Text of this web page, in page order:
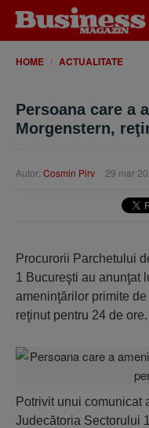
HOME ACTUALITATE
Persoana care a
Morgenstern,
Autor: Cosmin Pirv 29 mar
Procurorii Parchetului
1 Bucureşti au anunţat
ameninţărilor primite
reţinut pentru 24 de ore.
Potrivit unui comunicat
Judecătoria Sectorului